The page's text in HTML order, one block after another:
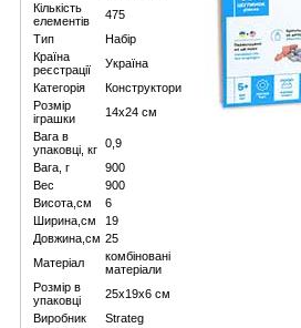
Кількість
елементів
475
Тип
Набір
Країна
реєстрації
Україна
Категорія
Конструктори
Розмір
іграшки
14х24 см
Вага в
упаковці, кг 0,9
Вага, г
900
Вес
900
Висота,см
6
Ширина,см
19
Довжина,см 25
Матеріал
комбіновані
матеріали
Розмір в
упаковці
25х19х6 см
Виробник
Strateg